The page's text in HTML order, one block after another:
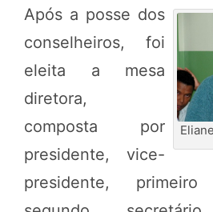
Após a posse dos
conselheiros, foi
eleita a mesa
diretora,
composta por
presidente, vice-
presidente,